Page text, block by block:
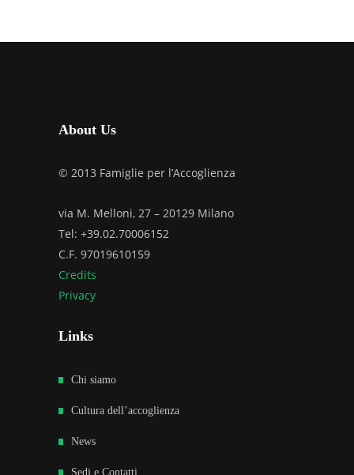
About Us
© 2013 Famiglie per l’Accoglienza
via M. Melloni, 27 – 20129 Milano
Tel: +39.02.70006152
C.F. 97019610159
Credits
Privacy
Links
Chi siamo
Cultura dell’accoglienza
News
Sedi e Contatti